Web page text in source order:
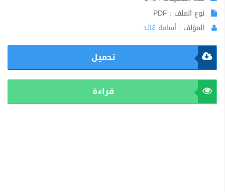
نوع الملف : PDF
المؤلف : أسامة قائد
تحميل
قراءة